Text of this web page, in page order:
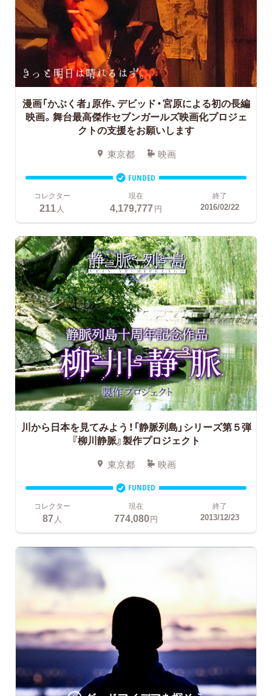
漫画「かぶく者」原作、デビッド・宮原による初の長編
映画。舞台最高傑作セブンガールズ映画化プロジェ
クトの支援をお願いします
東京都 映画
FUNDED
コレクター
211人
現在
4,179,777円
終了
2016/02/22
川から日本を見てみよう！「静脈列島」シリーズ第５弾
『柳川静脈』製作プロジェクト
東京都 映画
FUNDED
コレクター
87 人
現在
774,080円
終了
2013/12/23